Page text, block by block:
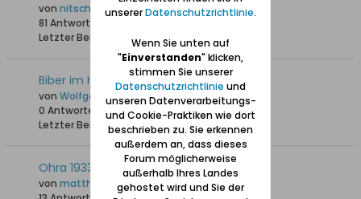
von nitsch
81 Antworten
Letzter Beitrag
23.12.2024, 19:42
Biber im Hoene-Park (Park Oruński)
von Wolfgang
0 Antworten
2.057 Hits0 Likes
Letzter Beitrag 16.12.2024, 22:12
Ohra 1933 Fund von 3 Wikinger-Schiffen
von matthias w
unsererDatenschutzrichtlinie.
Wenn Sie unten auf
"Einverstanden" klicken,
stimmen Sie unserer
Datenschutzrichtlinie und
unseren Datenverarbeitungs-
und Cookie-Praktiken wie dort
beschrieben zu. Sie erkennen
außerdem an, dass dieses
Forum möglicherweise
außerhalb Ihres Landes
gehostet wird und Sie der